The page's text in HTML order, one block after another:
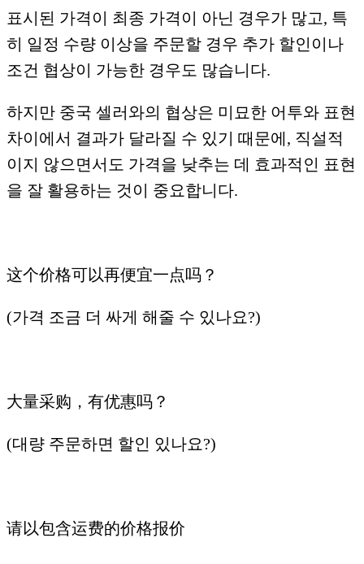
표시된 가격이 최종 가격이 아닌 경우가 많고, 특
히 일정 수량 이상을 주문할 경우 추가 할인이나
조건 협상이 가능한 경우도 많습니다.
하지만 중국 셀러와의 협상은 미묘한 어투와 표현
차이에서 결과가 달라질 수 있기 때문에, 직설적
이지 않으면서도 가격을 낮추는 데 효과적인 표현
을 잘 활용하는 것이 중요합니다.
这个价格可以再便宜一点吗？
(가격 조금 더 싸게 해줄 수 있나요?)
大量采购，有优惠吗？
(대량 주문하면 할인 있나요?)
请以包含运费的价格报价